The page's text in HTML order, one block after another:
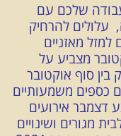
שלכם עם
עלולים להרחיק
מאזניים
סוף אוקטובר מצביע על
בין סוף אוקטובר
כספים משמעותיים
דצמבר אירועים
מגורים ושינויים